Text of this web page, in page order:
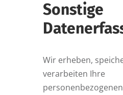
Sonstige
Wir erheben,
verarbeiten Ihre